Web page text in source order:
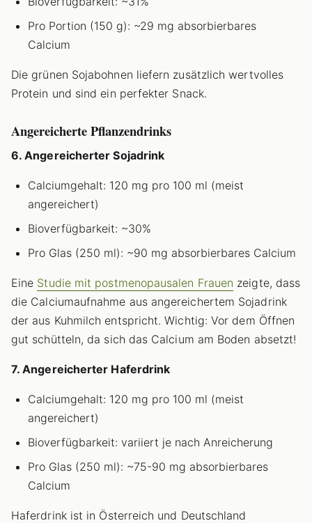
Pro Portion (150 g): ~29 mg absorbierbares
Calcium
Die grünen Sojabohnen liefern zusätzlich wertvolles
Protein und sind ein perfekter Snack.
Angereicherte Pflanzendrinks
6. Angereicherter Sojadrink
Calciumgehalt: 120 mg pro 100 ml (meist
angereichert)
Bioverfügbarkeit: ~30%
Pro Glas (250 ml): ~90 mg absorbierbares Calcium
Eine Studie mit postmenopausalen Frauen zeigte, dass
die Calciumaufnahme aus angereichertem Sojadrink
der aus Kuhmilch entspricht. Wichtig: Vor dem Öffnen
gut schütteln, da sich das Calcium am Boden absetzt!
7. Angereicherter Haferdrink
Calciumgehalt: 120 mg pro 100 ml (meist
angereichert)
Bioverfügbarkeit: variiert je nach Anreicherung
Pro Glas (250 ml): ~75-90 mg absorbierbares
Calcium
Haferdrink ist in Österreich und Deutschland